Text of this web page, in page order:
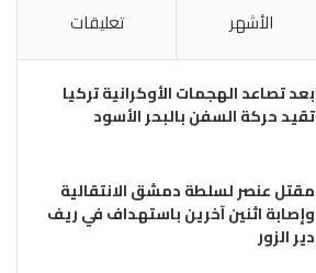
الأشهر تعليقات
بعد تصاعد الهجمات الأوكرانية تركيا
تقيد حركة السفن بالبحر الأسود
مقتل عنصر لسلطة دمشق الانتقالية
وإصابة اثنين آخرين باستهداف في ريف
دير الزور